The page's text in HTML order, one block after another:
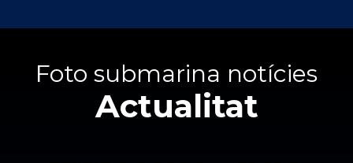
Foto submarina notícies
Actualitat